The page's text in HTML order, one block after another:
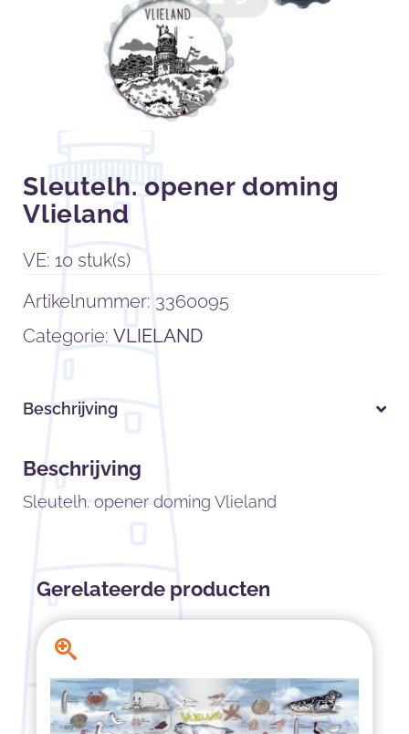
Sleutelh. opener doming
Vlieland
VE: 10 stuk(s)
Artikelnummer: 3360095
Categorie:VLIELAND
Beschrijving
Beschrijving
Sleutelh. opener doming Vlieland
Gerelateerde producten